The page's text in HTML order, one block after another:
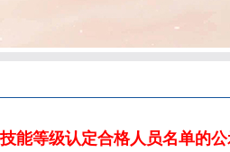
能等级认定合格人员名单的